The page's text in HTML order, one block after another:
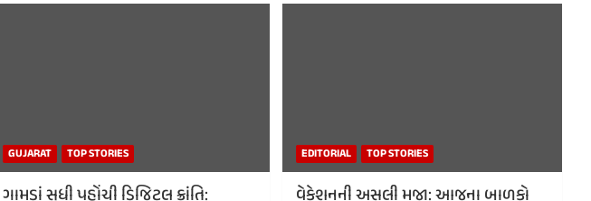
GUJARAT TOP STORIES
ગામડાં સુધી પહોંચી ડિજિટલ ક્રાંતિ:
EDITORIAL TOP STORIES
વેકેશનની અસલી મજા: આજના બાળકો